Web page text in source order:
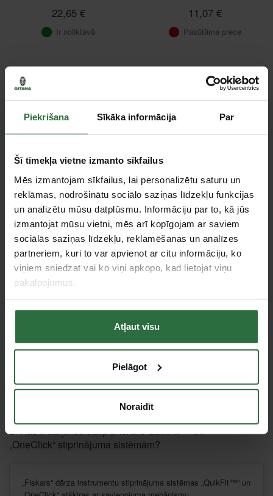
Piekrišana Sīkāka informācija Par
Šī tīmekļa vietne izmanto sīkfailus
Mēs izmantojam sīkfailus, lai personalizētu saturu un
reklāmas, nodrošinātu sociālo saziņas līdzekļu funkcijas
un analizētu mūsu datplūsmu. Informāciju par to, kā jūs
izmantojat mūsu vietni, mēs arī kopīgojam ar saviem
sociālās saziņas līdzekļu, reklamēšanas un analīzes
partneriem, kuri to var apvienot ar citu informāciju, ko
viņiem sniedzat vai ko viņi apkopo, kad lietojat viņu
pakalpojumus.
Atļaut visu
Pielāgot
Noraidīt
22,65 €
Ir noliktavā
11,07 €
Pasūtāma prece
Tie, kas apskatīja šo preci, tāpat interesējās par...
Failed to load product list.
Apskatītie produkti
Cirvis FISKARS X11
Pasūtāma prece
Kas ir atšķirība starp „Fiskars QuikFit™“ un
„OneClick“ stiprinājuma sistēmām?
„Fiskars“ dārza instrumentu stiprinājuma sistēmas „QuikFit™“ un